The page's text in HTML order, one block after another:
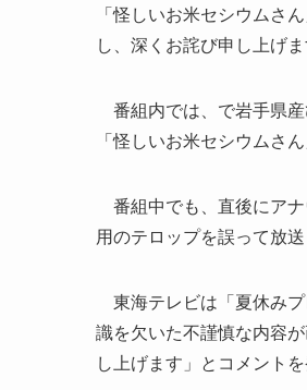
「怪しいお米セシウムさ
し、深くお詫び申し上げま
番組内では、で岩手県
「怪しいお米セシウムさ
番組中でも、直後にア
用のテロップを誤って放
東海テレビは「夏休み
識を欠いた不謹慎な内容
し上げます」とコメントを